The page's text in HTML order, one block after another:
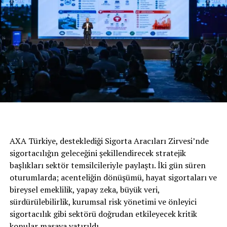
gördü. Petrol Ofisi’nin İTÜ Çekirdek işbirliği ile COVID-
19 ile mücadeleye yönelik desteklediği projeler ve bu
kapsamda yürütülen ‘Petrol Ofisi ve İTÜ Çekirdek’ten
Somut Adımlar’ iletişim çalışması ayrıca, yine Sağlık
İletişimi bölümünde, Sağlık ve Well-being kategorisinde
de Başarı Ödülü aldı.
16. Felis Ödülleri, pandemi koşullarına uyumla 11-12
“Lidere yakışır bir strateji ile
etkin ve güçlü çalışmalar
yürütüyoruz”
Petrol Ofisi’nin her alanda güçlü çalışmalar
yürüttüğünü belirten Petrol Ofisi Pazarlama Kıdemli
AXA Türkiye, desteklediği Sigorta Aracıları Zirvesi’nde
sigortacılığın geleceğini şekillendirecek stratejik
başlıkları sektör temsilcileriyle paylaştı. İki gün süren
oturumlarda; acenteliğin dönüşümü, hayat sigortaları ve
bireysel emeklilik, yapay zeka, büyük veri,
sürdürülebilirlik, kurumsal risk yönetimi ve önleyici
sigortacılık gibi sektörü doğrudan etkileyecek kritik